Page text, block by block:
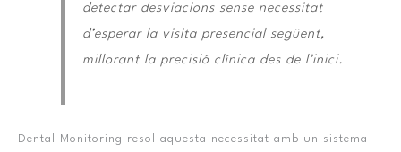
detectar desviacions sense necessitat
d’esperar la visita presencial següent,
millorant la precisió clínica des de l’inici.
Dental Monitoring resol aquesta necessitat amb un sistema